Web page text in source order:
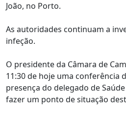
João, no Porto.
As autoridades continuam a
infeção.
O presidente da Câmara de
11:30 de hoje uma conferência
presença do delegado de
fazer um ponto de situação